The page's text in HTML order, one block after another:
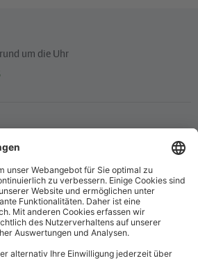
um die Uhr
und Hilfestellungen für unterwegs
Beratung